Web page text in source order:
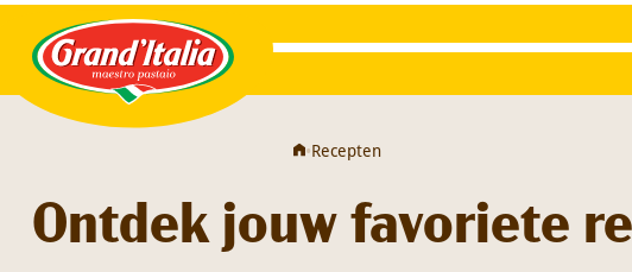
Grand'Italia
•Recepten
Ontdek jouw favoriete